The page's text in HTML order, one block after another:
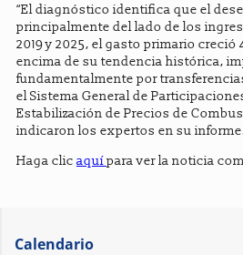
“El diagnóstico identifica que el
principalmente del lado de los
2019 y 2025, el gasto primario creció
encima de su tendencia histórica,
fundamentalmente por
el Sistema General de
Estabilización de Precios de
indicaron los expertos en su
Haga clic aquípara ver la noticia
Calendario